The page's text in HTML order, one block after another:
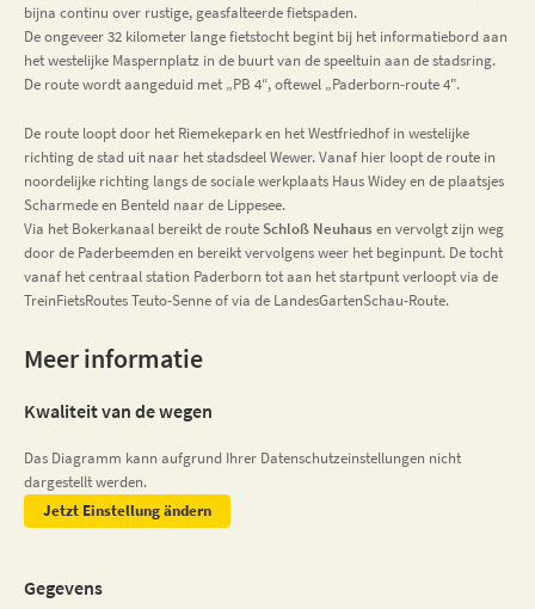
bijna continu over rustige, geasfalteerde fietspaden.
De ongeveer 32 kilometer lange fietstocht begint bij het informatiebord aan
het westelijke Maspernplatz in de buurt van de speeltuin aan de stadsring.
De route wordt aangeduid met „PB 4“, oftewel „Paderborn-route 4".
De route loopt door het Riemekepark en het Westfriedhof in westelijke
richting de stad uit naar het stadsdeel Wewer. Vanaf hier loopt de route in
noordelijke richting langs de sociale werkplaats Haus Widey en de plaatsjes
Scharmede en Benteld naar de Lippesee.
Via het Bokerkanaal bereikt de route Schloß Neuhaus en vervolgt zijn weg
door de Paderbeemden en bereikt vervolgens weer het beginpunt. De tocht
vanaf het centraal station Paderborn tot aan het startpunt verloopt via de
TreinFietsRoutes Teuto-Senne of via de LandesGartenSchau-Route.
Meer informatie
Kwaliteit van de wegen
Das Diagramm kann aufgrund Ihrer Datenschutzeinstellungen nicht
dargestellt werden.
Jetzt Einstellung ändern
Gegevens